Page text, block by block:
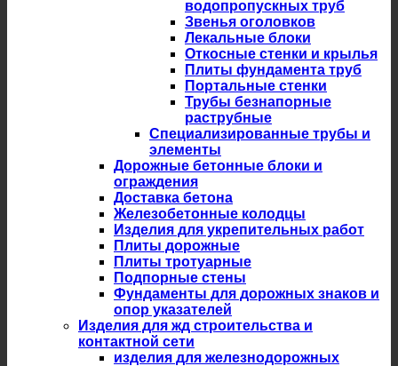
водопропускных труб
Звенья оголовков
Лекальные блоки
Откосные стенки и крылья
Плиты фундамента труб
Портальные стенки
Трубы безнапорные
раструбные
Специализированные трубы и
элементы
Дорожные бетонные блоки и
ограждения
Доставка бетона
Железобетонные колодцы
Изделия для укрепительных работ
Плиты дорожные
Плиты тротуарные
Подпорные стены
Фундаменты для дорожных знаков и
опор указателей
Изделия для жд строительства и
контактной сети
изделия для железнодорожных